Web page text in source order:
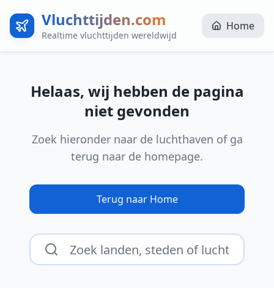
Vluchttijden.com
Realtime vluchttijden wereldwijd
Home
Helaas, wij hebben de pagina
niet gevonden
Zoek hieronder naar de luchthaven of ga
terug naar de homepage.
Terug naar Home